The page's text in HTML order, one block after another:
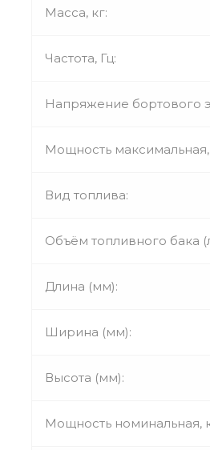
Масса, кг:
Частота, Гц:
Напряжение бортового
Мощность максимальная,
Вид топлива:
Объём топливного бака
Длина (мм):
Ширина (мм):
Высота (мм):
Мощность номинальная,